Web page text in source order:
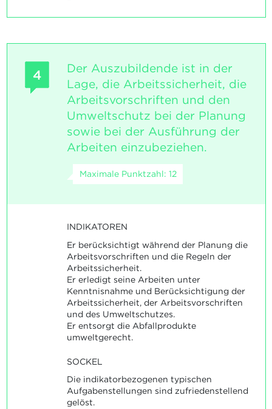
4
Der Auszubildende ist in der
Lage, die Arbeitssicherheit, die
Arbeitsvorschriften und den
Umweltschutz bei der Planung
sowie bei der Ausführung der
Arbeiten einzubeziehen.
Maximale Punktzahl: 12
INDIKATOREN
Er berücksichtigt während der Planung die
Arbeitsvorschriften und die Regeln der
Arbeitssicherheit.
Er erledigt seine Arbeiten unter
Kenntnisnahme und Berücksichtigung der
Arbeitssicherheit, der Arbeitsvorschriften
und des Umweltschutzes.
Er entsorgt die Abfallprodukte
umweltgerecht.
SOCKEL
Die indikatorbezogenen typischen
Aufgabenstellungen sind zufriedenstellend
gelöst.